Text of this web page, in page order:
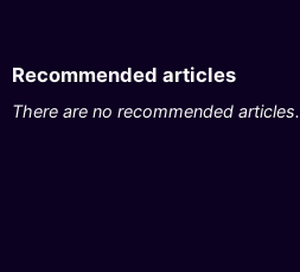
Recommended articles
There are no recommended articles.